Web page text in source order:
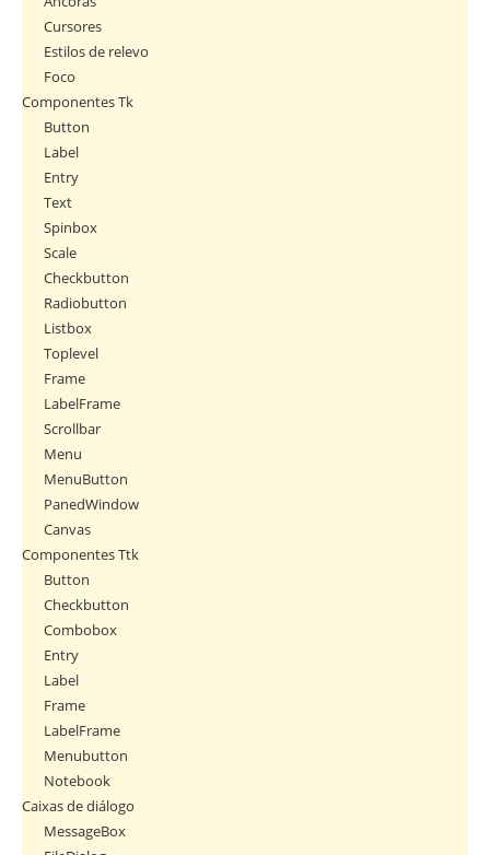
Cursores
Estilos de relevo
Foco
Componentes Tk
Button
Label
Entry
Text
Spinbox
Scale
Checkbutton
Radiobutton
Listbox
Toplevel
Frame
LabelFrame
Scrollbar
Menu
MenuButton
PanedWindow
Canvas
Componentes Ttk
Button
Checkbutton
Combobox
Entry
Label
Frame
LabelFrame
Menubutton
Notebook
Caixas de diálogo
MessageBox